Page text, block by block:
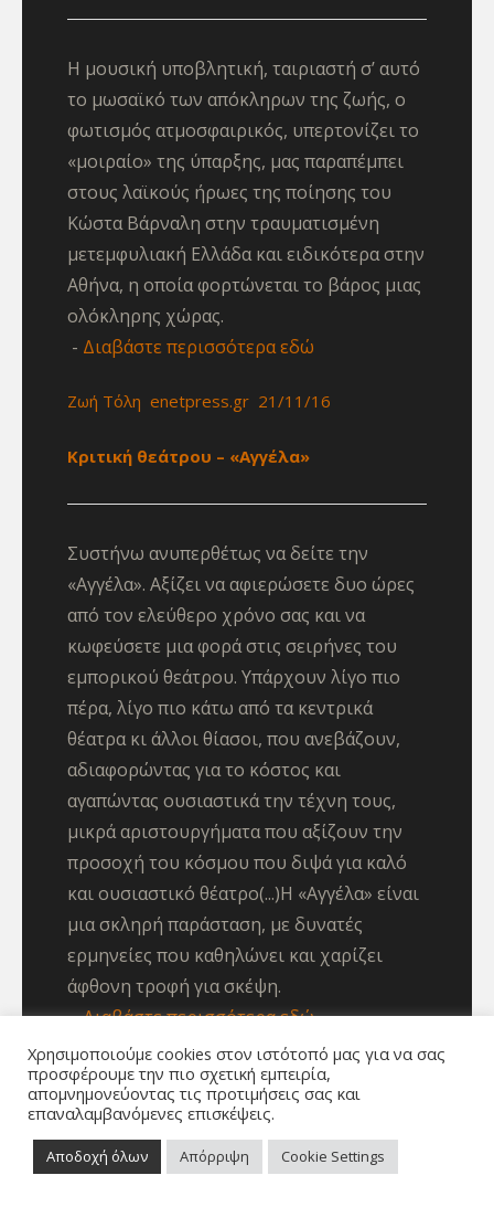
Η μουσική υποβλητική, ταιριαστή σ’ αυτό
το μωσαϊκό των απόκληρων της ζωής, ο
φωτισμός ατμοσφαιρικός, υπερτονίζει το
«μοιραίο» της ύπαρξης, μας παραπέμπει
στους λαϊκούς ήρωες της ποίησης του
Κώστα Βάρναλη στην τραυματισμένη
μετεμφυλιακή Ελλάδα και ειδικότερα στην
Αθήνα, η οποία φορτώνεται το βάρος μιας
ολόκληρης χώρας.
Διαβάστε περισσότερα εδώ
Ζωή Τόλη enetpress.gr 21/11/16
Κριτική θεάτρου – «Αγγέλα»
Συστήνω ανυπερθέτως να δείτε την
«Αγγέλα». Αξίζει να αφιερώσετε δυο ώρες
από τον ελεύθερο χρόνο σας και να
κωφεύσετε μια φορά στις σειρήνες του
εμπορικού θεάτρου. Υπάρχουν λίγο πιο
πέρα, λίγο πιο κάτω από τα κεντρικά
θέατρα κι άλλοι θίασοι, που ανεβάζουν,
αδιαφορώντας για το κόστος και
αγαπώντας ουσιαστικά την τέχνη τους,
μικρά αριστουργήματα που αξίζουν την
προσοχή του κόσμου που διψά για καλό
και ουσιαστικό θέατρο(...)Η «Αγγέλα» είναι
μια σκληρή παράσταση, με δυνατές
ερμηνείες που καθηλώνει και χαρίζει
άφθονη τροφή για σκέψη.
Διαβάστε περισσότερα εδώ
Πάνος Τουρλής koukidaki.blogspot.gr
Μάρτιος 2017
Κριτική για την Αγγέλα του Γ.
Χρησιμοποιούμε cookies στον ιστότοπό μας για να σας
προσφέρουμε την πιο σχετική εμπειρία,
απομνημονεύοντας τις προτιμήσεις σας και
επαναλαμβανόμενες επισκέψεις.
Αποδοχή όλων Απόρριψη Cookie Settings